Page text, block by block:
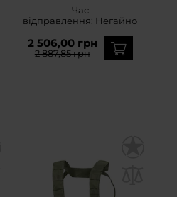
Час
відправлення: Негайно
2 506,00 грн
2 887,85 грн